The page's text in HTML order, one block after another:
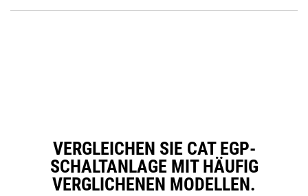
VERGLEICHEN SIE CAT EGP-
SCHALTANLAGE MIT HÄUFIG
VERGLICHENEN MODELLEN.